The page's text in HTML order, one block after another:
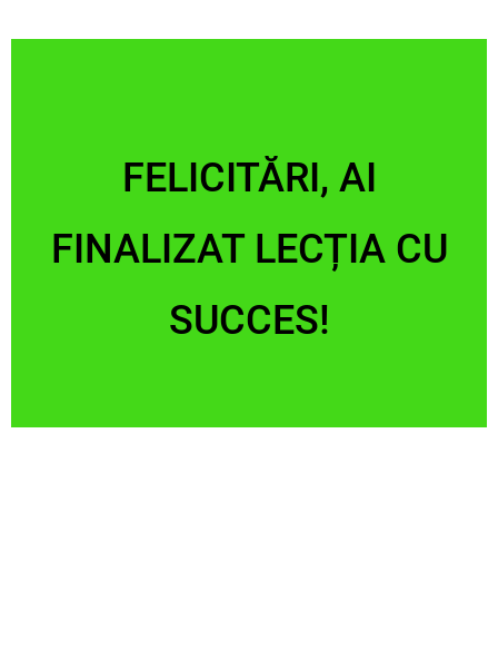
FELICITĂRI, AI
FINALIZAT LECȚIA CU
SUCCES!